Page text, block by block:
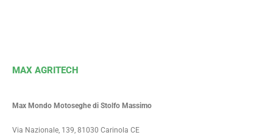
MAX AGRITECH
Max Mondo Motoseghe di Stolfo Massimo
Via Nazionale, 139, 81030 Carinola CE